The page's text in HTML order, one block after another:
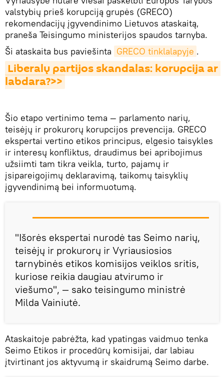
valstybių prieš korupciją grupės (GRECO)
rekomendacijų įgyvendinimo Lietuvos ataskaitą,
praneša Teisingumo ministerijos spaudos tarnyba.
Ši ataskaita bus paviešinta GRECO tinklalapyje .
Liberalų partijos skandalas: korupcija ar
labdara?>>
Šio etapo vertinimo tema — parlamento narių,
teisėjų ir prokurorų korupcijos prevencija. GRECO
ekspertai vertino etikos principus, elgesio taisykles
ir interesų konfliktus, draudimus bei apribojimus
užsiimti tam tikra veikla, turto, pajamų ir
įsipareigojimų deklaravimą, taikomų taisyklių
įgyvendinimą bei informuotumą.
"Išorės ekspertai nurodė tas Seimo narių,
teisėjų ir prokurorų ir Vyriausiosios
tarnybinės etikos komisijos veiklos sritis,
kuriose reikia daugiau atvirumo ir
viešumo", — sako teisingumo ministrė
Milda Vainiutė.
Ataskaitoje pabrėžta, kad ypatingas vaidmuo tenka
Seimo Etikos ir procedūrų komisijai, dar labiau
įtvirtinant jos aktyvumą ir skaidrumą Seimo darbe.